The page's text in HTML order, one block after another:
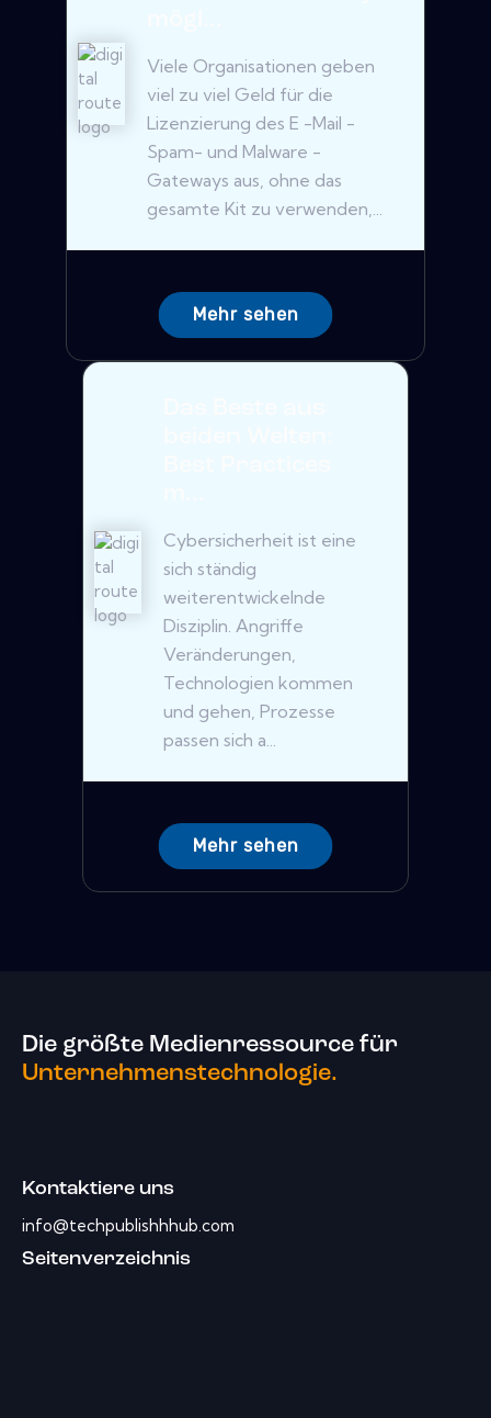
Viele Organisationen geben
viel zu viel Geld für die
Lizenzierung des E -Mail -
Spam- und Malware -
Gateways aus, ohne das
gesamte Kit zu verwenden,...
Mehr sehen
Cybersicherheit ist eine
sich ständig
weiterentwickelnde
Disziplin. Angriffe
Veränderungen,
Technologien kommen
und gehen, Prozesse
passen sich a...
Mehr sehen
Die größte Medienressource für
Unternehmenstechnologie.
Kontaktiere uns
info@techpublishhhub.com
Seitenverzeichnis